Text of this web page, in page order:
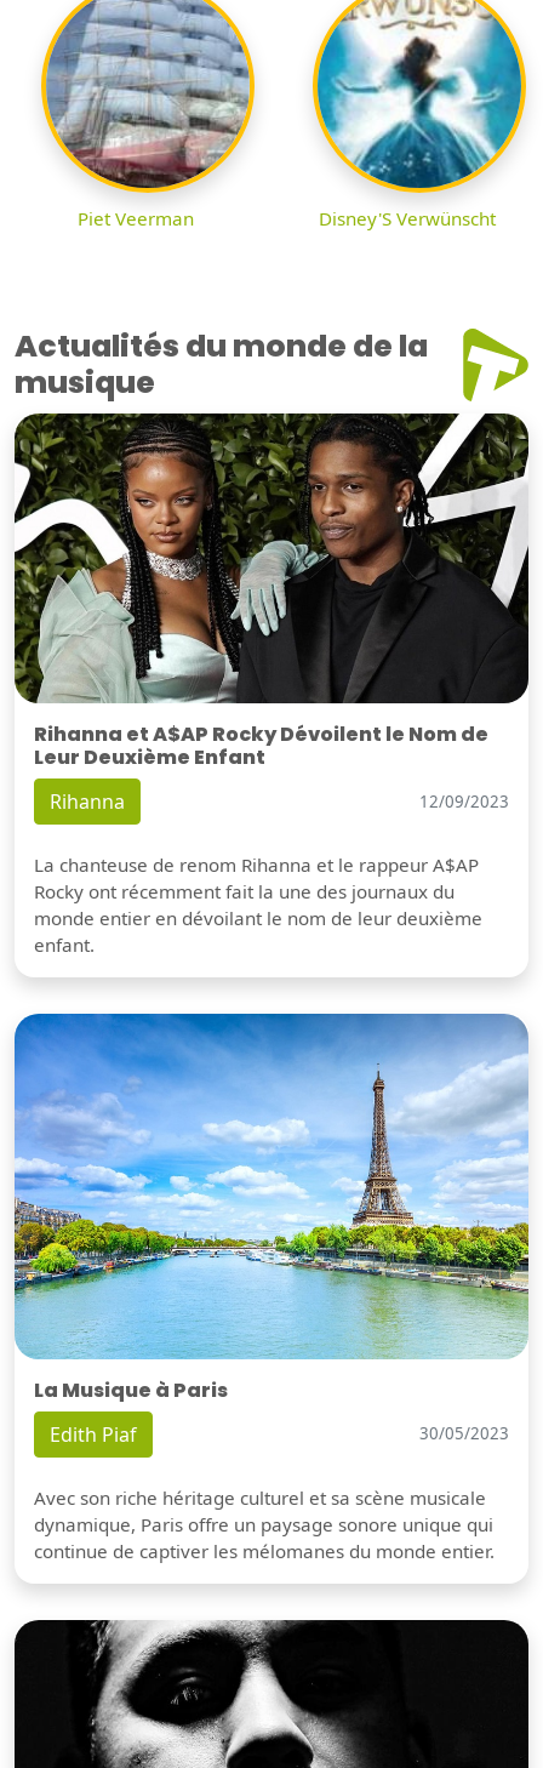
Piet Veerman Disney'S Verwünscht
Actualités du monde de la
musique
Rihanna et A$AP Rocky Dévoilent le Nom de
Leur Deuxième Enfant
Rihanna 12/09/2023
La chanteuse de renom Rihanna et le rappeur A$AP
Rocky ont récemment fait la une des journaux du
monde entier en dévoilant le nom de leur deuxième
enfant.
La Musique à Paris
Edith Piaf 30/05/2023
Avec son riche héritage culturel et sa scène musicale
dynamique, Paris offre un paysage sonore unique qui
continue de captiver les mélomanes du monde entier.